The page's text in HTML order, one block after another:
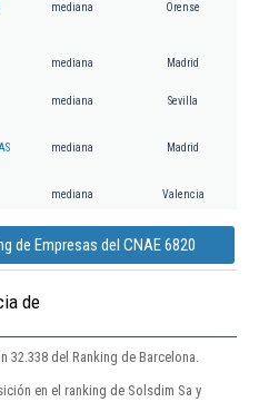
mediana Orense
mediana Madrid
mediana Sevilla
mediana Madrid
mediana Valencia
de Empresas del CNAE 6820
de
32.338 del Ranking de Barcelona.
en el ranking de Solsdim Sa y